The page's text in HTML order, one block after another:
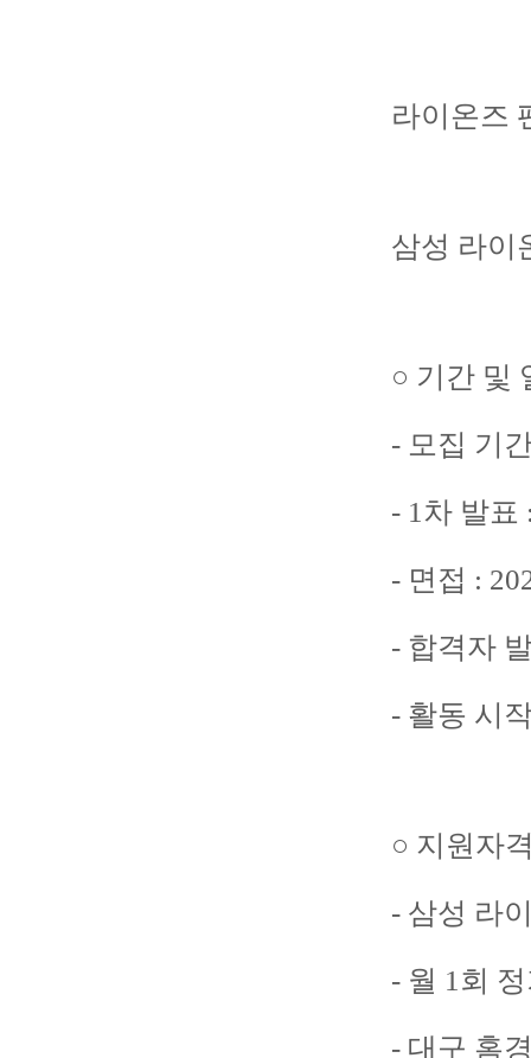
라이온즈
삼성 라이
○ 기간 및
- 모집 기
- 1차 발표
- 면접 :
- 합격자
- 활동 시
○ 지원자
- 삼성 라
- 월 1회
- 대구 홈